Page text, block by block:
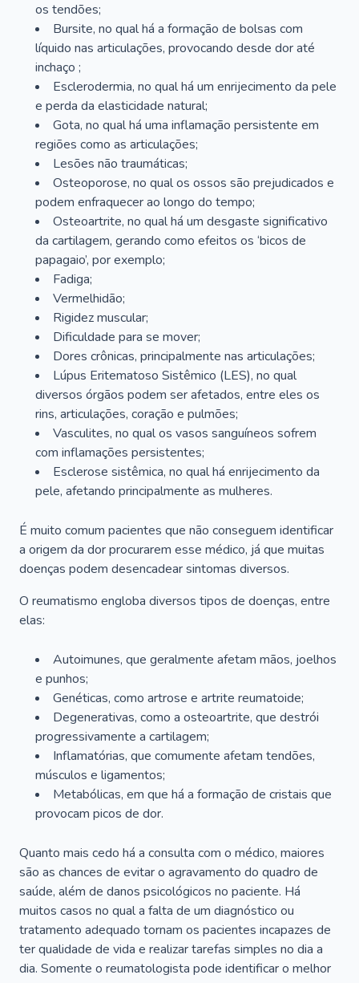
os tendões;
Bursite, no qual há a formação de bolsas com
líquido nas articulações, provocando desde dor até
inchaço ;
Esclerodermia, no qual há um enrijecimento da pele
e perda da elasticidade natural;
Gota, no qual há uma inflamação persistente em
regiões como as articulações;
Lesões não traumáticas;
Osteoporose, no qual os ossos são prejudicados e
podem enfraquecer ao longo do tempo;
Osteoartrite, no qual há um desgaste significativo
da cartilagem, gerando como efeitos os ‘bicos de
papagaio’, por exemplo;
Fadiga;
Vermelhidão;
Rigidez muscular;
Dificuldade para se mover;
Dores crônicas, principalmente nas articulações;
Lúpus Eritematoso Sistêmico (LES), no qual
diversos órgãos podem ser afetados, entre eles os
rins, articulações, coração e pulmões;
Vasculites, no qual os vasos sanguíneos sofrem
com inflamações persistentes;
Esclerose sistêmica, no qual há enrijecimento da
pele, afetando principalmente as mulheres.
É muito comum pacientes que não conseguem identificar
a origem da dor procurarem esse médico, já que muitas
doenças podem desencadear sintomas diversos.
O reumatismo engloba diversos tipos de doenças, entre
elas:
Autoimunes, que geralmente afetam mãos, joelhos
e punhos;
Genéticas, como artrose e artrite reumatoide;
Degenerativas, como a osteoartrite, que destrói
progressivamente a cartilagem;
Inflamatórias, que comumente afetam tendões,
músculos e ligamentos;
Metabólicas, em que há a formação de cristais que
provocam picos de dor.
Quanto mais cedo há a consulta com o médico, maiores
são as chances de evitar o agravamento do quadro de
saúde, além de danos psicológicos no paciente. Há
muitos casos no qual a falta de um diagnóstico ou
tratamento adequado tornam os pacientes incapazes de
ter qualidade de vida e realizar tarefas simples no dia a
dia. Somente o reumatologista pode identificar o melhor